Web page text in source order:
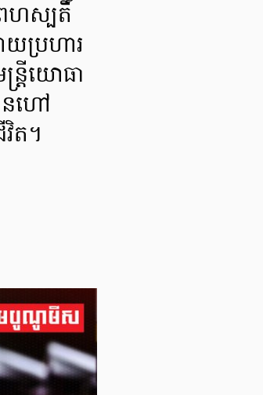
រហស្បតិ៍
យប្រហារ
ត្រីយោធា
នហៅ
ត។